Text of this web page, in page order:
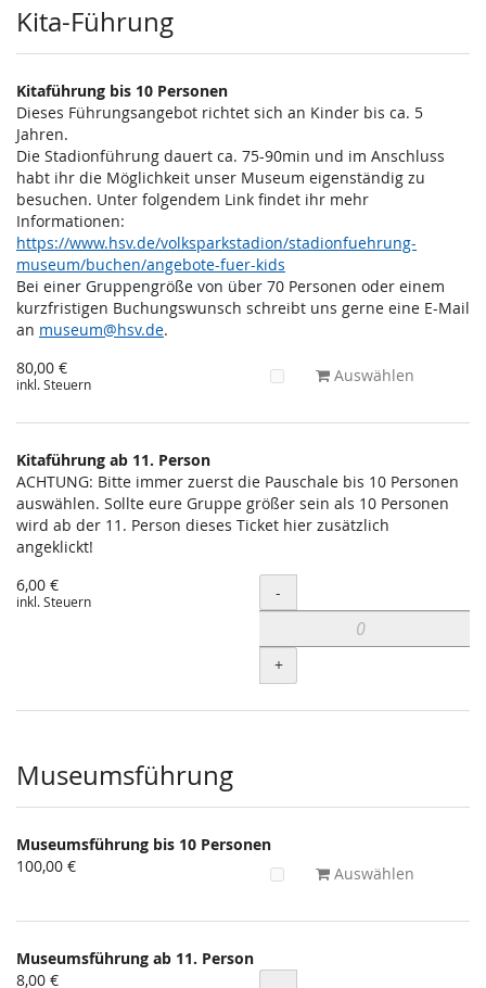
Kita-Führung
Kitaführung bis 10 Personen
Dieses Führungsangebot richtet sich an Kinder bis ca. 5
Jahren.
Die Stadionführung dauert ca. 75-90min und im Anschluss
habt ihr die Möglichkeit unser Museum eigenständig zu
besuchen. Unter folgendem Link findet ihr mehr
Informationen:
https://www.hsv.de/volksparkstadion/stadionfuehrung-
museum/buchen/angebote-fuer-kids
Bei einer Gruppengröße von über 70 Personen oder einem
kurzfristigen Buchungswunsch schreibt uns gerne eine E-Mail
an museum@hsv.de.
80,00 €
inkl. Steuern Auswählen
Kitaführung ab 11. Person
ACHTUNG: Bitte immer zuerst die Pauschale bis 10 Personen
auswählen. Sollte eure Gruppe größer sein als 10 Personen
wird ab der 11. Person dieses Ticket hier zusätzlich
angeklickt!
6,00 €
inkl. Steuern Menge
-
+
Museumsführung
Museumsführung bis 10 Personen
100,00 €
Auswählen
Museumsführung ab 11. Person
8,00 €